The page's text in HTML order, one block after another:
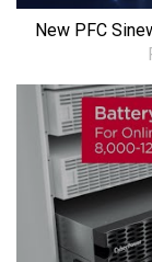
New PFC